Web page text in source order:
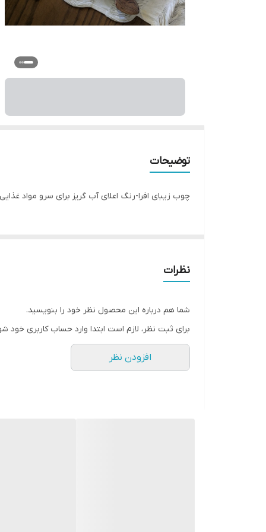
توضیحات
چوب زیبای افرا-رنگ اعلای آب گریز برای سرو مواد غذایی
نظرات
شما هم درباره این محصول نظر خود را بنویسید.
برای ثبت نظر، لازم است ابتدا وارد حساب کاربری خود
افزودن نظر